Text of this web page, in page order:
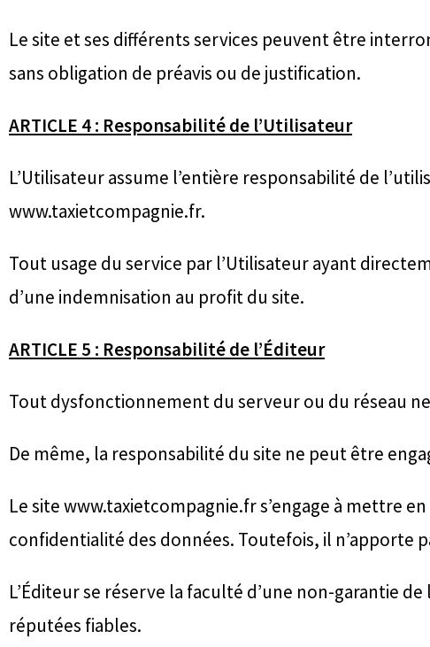
Le site et ses différents services peuvent être
sans obligation de préavis ou de justification.
ARTICLE 4 : Responsabilité de l’Utilisateur
L’Utilisateur assume l’entière responsabilité de
www.taxietcompagnie.fr.
Tout usage du service par l’Utilisateur ayant
d’une indemnisation au profit du site.
ARTICLE 5 : Responsabilité de l’Éditeur
Tout dysfonctionnement du serveur ou du réseau
De même, la responsabilité du site ne peut être
Le site www.taxietcompagnie.fr s’engage à mettre
confidentialité des données. Toutefois, il n’apporte
L’Éditeur se réserve la faculté d’une non-garantie
réputées fiables.